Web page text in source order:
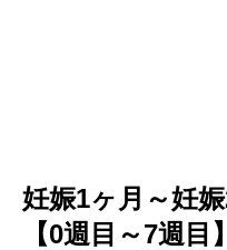
妊娠1ヶ月～妊
【0週目～7週目】